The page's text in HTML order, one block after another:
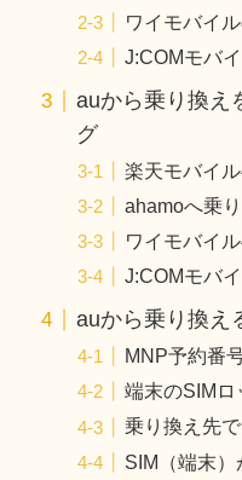
ワイモバイ
J:COMモバ
auから乗り換え
グ
楽天モバイ
ahamoへ乗
ワイモバイ
J:COMモバ
auから乗り換え
MNP予約番
端末のSIMロ
乗り換え先
SIM（端末）